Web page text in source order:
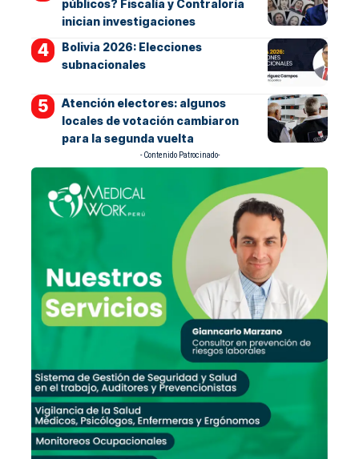
públicos? Fiscalía y Contraloría
inician investigaciones
Bolivia 2026: Elecciones
subnacionales
Atención electores: algunos
locales de votación cambiaron
para la segunda vuelta
- Contenido Patrocinado-